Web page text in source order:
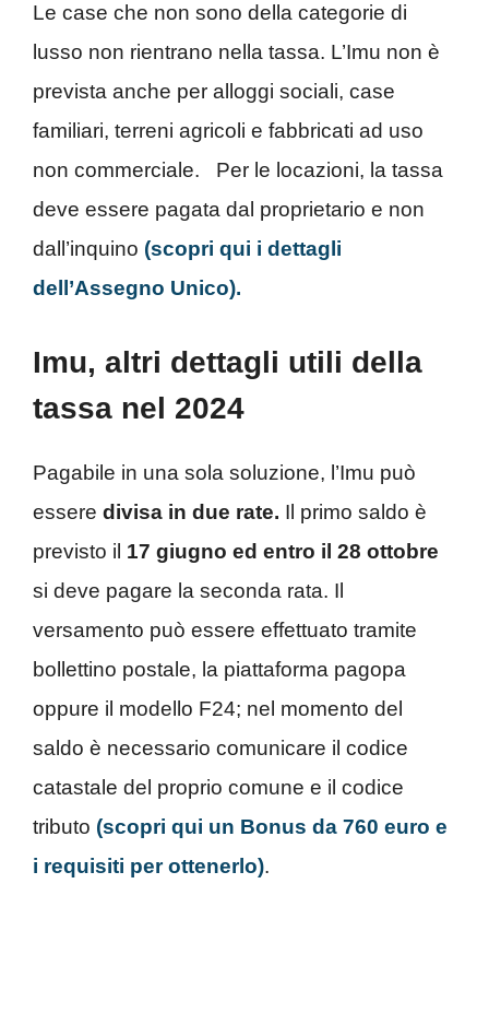
Le case che non sono della categorie di
lusso non rientrano nella tassa. L’Imu non è
prevista anche per alloggi sociali, case
familiari, terreni agricoli e fabbricati ad uso
non commerciale. Per le locazioni, la tassa
deve essere pagata dal proprietario e non
dall’inquino (scopri qui i dettagli
dell’Assegno Unico).
Imu, altri dettagli utili della
tassa nel 2024
Pagabile in una sola soluzione, l’Imu può
essere divisa in due rate. Il primo saldo è
previsto il 17 giugno ed entro il 28 ottobre
si deve pagare la seconda rata. Il
versamento può essere effettuato tramite
bollettino postale, la piattaforma pagopa
oppure il modello F24; nel momento del
saldo è necessario comunicare il codice
catastale del proprio comune e il codice
tributo (scopri qui un Bonus da 760 euro e
i requisiti per ottenerlo).